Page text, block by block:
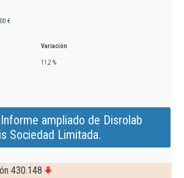
€
Variación
11,2 %
ampliado de Disrolab
Sociedad Limitada.
430.148